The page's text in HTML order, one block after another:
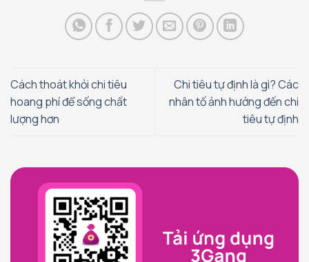
Cách thoát khỏi chi tiêu
hoang phí để sống chất
lượng hơn
Chi tiêu tự định là gì? Các
nhân tố ảnh hưởng đến chi
tiêu tự định